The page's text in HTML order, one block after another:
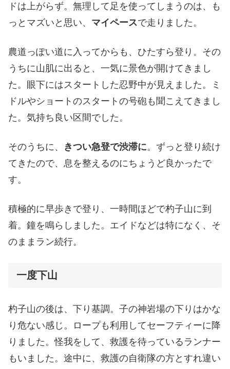
ドは上がらず。無理して足を使ってしまうのは、も
っとマズいと思い、 マイペースで走りました。
農道っぽい道に入ってからも、ひたすら登り。その
うちに山肌に出ると、一気に景色が開けてきまし
た。眼下にはスタートした忍野中が見えました。ミ
ドルやショートのスタートの号砲も聞こえてきまし
た。気持ち良い区間でした。
そのうちに、 きつい急登で渋滞に。ずっと登り続け
てきたので、息を整えるのにちょうど良かったで
す。
積極的に早歩きで登り、一時間ほどで杓子山に到
着。鐘を鳴らしました。エイドなどは特になく、そ
のままラン続行。
一度下山
杓子山の後は、下り基調。子の神岩場の下りはかな
り危ない感じ。ロープも利用してセーフティーに降
りました。怪我をして、救護を待っているランナー
もいました。途中に、救護の自衛隊の方とすれ違い